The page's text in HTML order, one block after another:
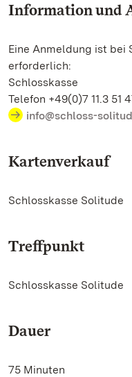
Information und
Eine Anmeldung ist bei
erforderlich:
Schlosskasse
Telefon +49(0)7 11.3 51
info@schloss-
Kartenverkauf
Schlosskasse Solitude
Treffpunkt
Schlosskasse Solitude
Dauer
75 Minuten